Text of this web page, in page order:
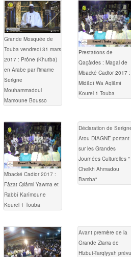
Grande Mosquée de
Touba vendredi 31 mars
2017 : Prône (Khutba)
en Arabe par l’imame
Serigne
Mouhammadoul
Mamoune Bousso
Prestations de
Qaçâides : Magal de
Mbacké Cadior 2017 :
Midâdî Wa Aqlâmî
Kourel 1 Touba
Mbacké Cadior 2017 :
Fâzat Qilâmil Yawma et
Rabbî Karîmoune
Kourel 1 Touba
Déclaration de
Atou DIAGNE portant
sur les Grandes
Journées Culturelles "
Cheikh Ahmadou
Bamba"
Avant première de la
Grande Ziarra de
Hizbut-Tarqiyyah